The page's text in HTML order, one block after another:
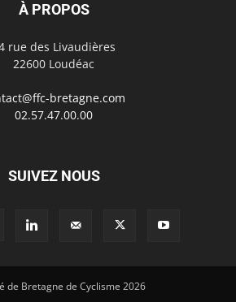
À PROPOS
rue des Livaudières
22600 Loudéac
bretagne.com
02.57.47.00.00
SUIVEZ NOUS
de Bretagne de Cyclisme 2026